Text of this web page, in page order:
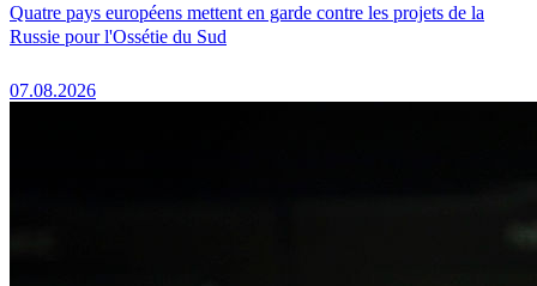
Quatre pays européens mettent en garde contre les projets de la
Russie pour l'Ossétie du Sud
07.08.2026